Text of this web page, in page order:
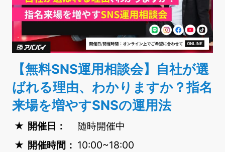
【無料SNS運用相談会】自社が選
ばれる理由、わかりますか？指名
来場を増やすSNSの運用法
開催日：
随時開催中
開催時間： 10:00~18:00